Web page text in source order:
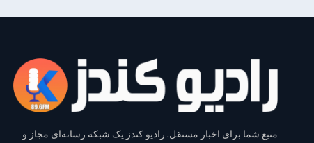
منبع شما برای اخبار مستقل. رادیو کندز یک شبکه رسانه‌ای مجاز و